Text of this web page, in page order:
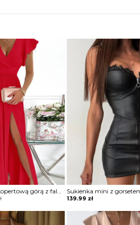
Sukienka maxi z kopertową górą z falbankami
139.99 zł